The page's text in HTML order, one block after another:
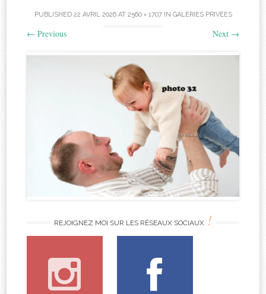
PUBLISHED 22 AVRIL 2026AT 2560 × 1707IN GALERIES PRIVÉES
← Previous Next →
REJOIGNEZ MOI SUR LES RÉSEAUX SOCIAUX !